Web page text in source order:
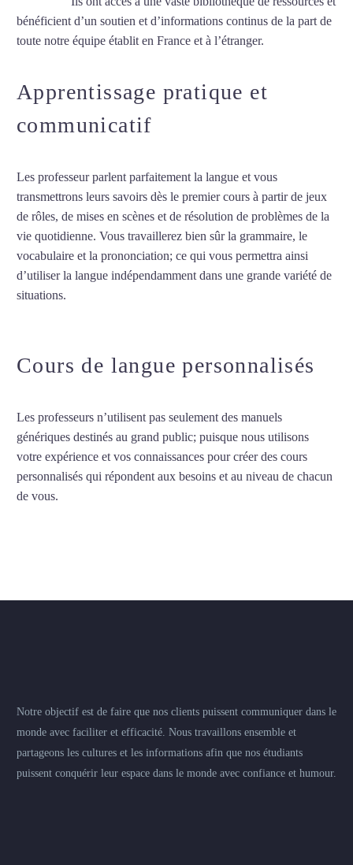
bénéficient d’un soutien et d’informations continus de la part de
toute notre équipe établit en France et à l’étranger.
Apprentissage pratique et
communicatif
Les professeur parlent parfaitement la langue et vous
transmettrons leurs savoirs dès le premier cours à partir de jeux
de rôles, de mises en scènes et de résolution de problèmes de la
vie quotidienne. Vous travaillerez bien sûr la grammaire, le
vocabulaire et la prononciation; ce qui vous permettra ainsi
d’utiliser la langue indépendamment dans une grande variété de
situations.
Cours de langue personnalisés
Les professeurs n’utilisent pas seulement des manuels
génériques destinés au grand public; puisque nous utilisons
votre expérience et vos connaissances pour créer des cours
personnalisés qui répondent aux besoins et au niveau de chacun
de vous.
Notre objectif est de faire que nos clients puissent communiquer dans le
monde avec faciliter et efficacité. Nous travaillons ensemble et
partageons les cultures et les informations afin que nos étudiants
puissent conquérir leur espace dans le monde avec confiance et humour.